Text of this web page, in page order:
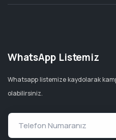
WhatsApp Listemiz
Whatsapp listemize kaydolarak
olabilirsiniz.